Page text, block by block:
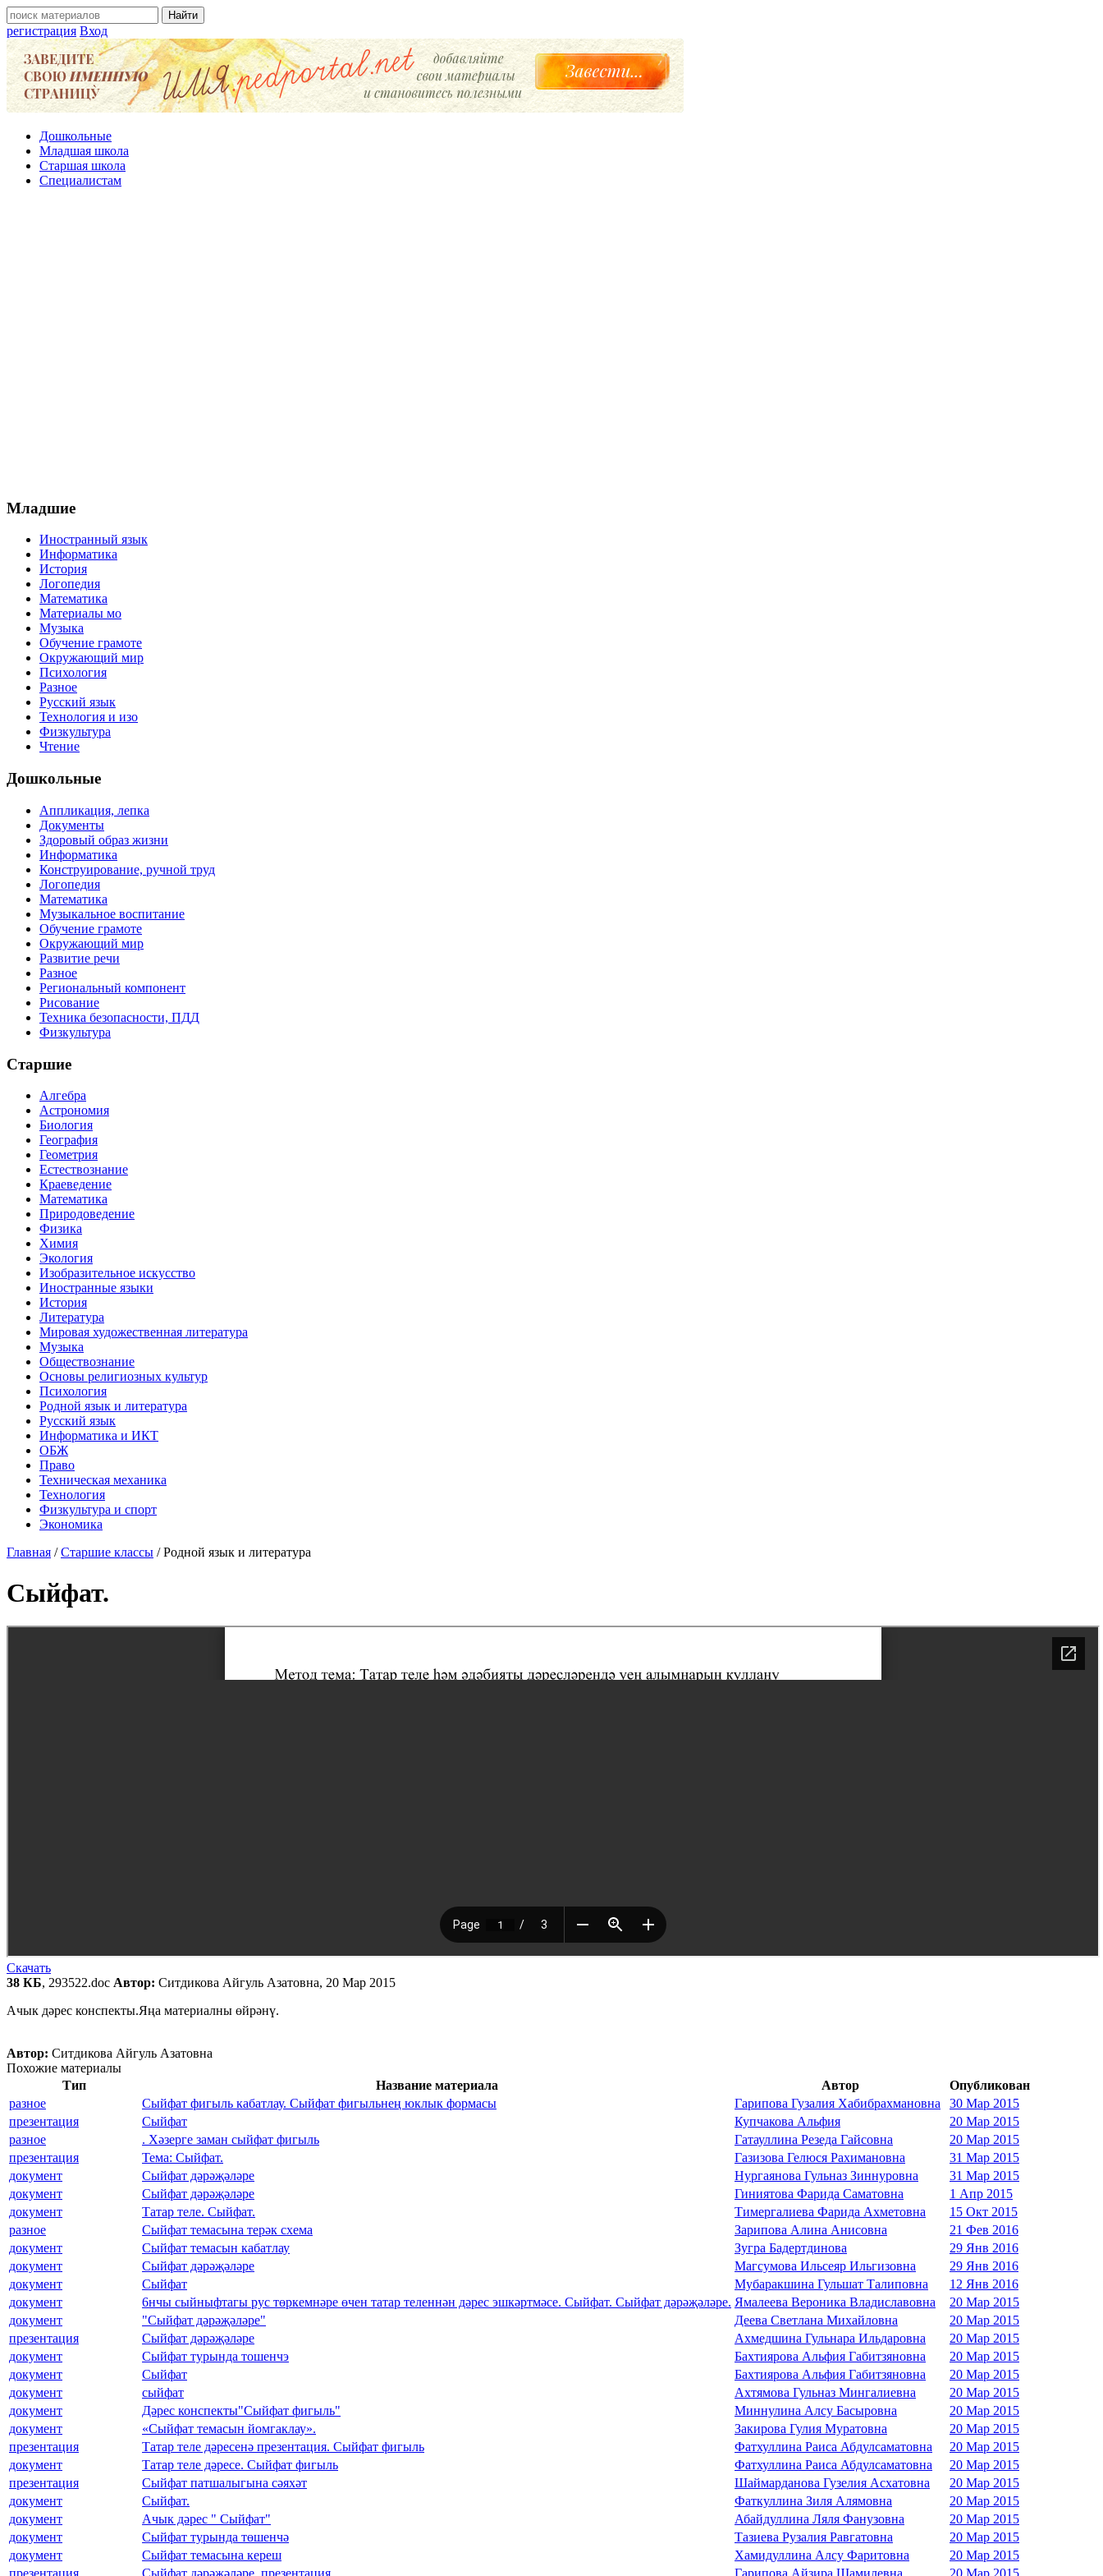
регистрация Вход
Дошкольные
Младшая школа
Старшая школа
Специалистам
Младшие
Иностранный язык
Информатика
История
Логопедия
Математика
Материалы мо
Музыка
Обучение грамоте
Окружающий мир
Психология
Разное
Русский язык
Технология и изо
Физкультура
Чтение
Дошкольные
Аппликация, лепка
Документы
Здоровый образ жизни
Информатика
Конструирование, ручной труд
Логопедия
Математика
Музыкальное воспитание
Обучение грамоте
Окружающий мир
Развитие речи
Разное
Региональный компонент
Рисование
Техника безопасности, ПДД
Физкультура
Старшие
Алгебра
Астрономия
Биология
География
Геометрия
Естествознание
Краеведение
Математика
Природоведение
Физика
Химия
Экология
Изобразительное искусство
Иностранные языки
История
Литература
Мировая художественная литература
Музыка
Обществознание
Основы религиозных культур
Психология
Родной язык и литература
Русский язык
Информатика и ИКТ
ОБЖ
Право
Техническая механика
Технология
Физкультура и спорт
Экономика
Главная /Старшие классы /Родной язык и литература
Сыйфат.
Скачать
38 КБ, 293522.doc Автор: Ситдикова Айгуль Азатовна, 20 Мар 2015
Ачык дәрес конспекты.Яңа материалны өйрәнү.
Автор: Ситдикова Айгуль Азатовна
Похожие материалы
Тип
Название материала Автор
Опубликован
разное
Сыйфат фигыль кабатлау. Сыйфат фигыльнең юклык формасы Гарипова Гузалия Хабибрахмановна
30 Мар 2015
презентация
Сыйфат Купчакова Альфия
20 Мар 2015
разное
. Хәзерге заман сыйфат фигыль Гатауллина Резеда Гайсовна
20 Мар 2015
презентация
Тема: Сыйфат. Газизова Гелюся Рахимановна
31 Мар 2015
документ
Сыйфат дәрәҗәләре Нургаянова Гульназ Зиннуровна
31 Мар 2015
документ
Сыйфат дәрәҗәләре Гиниятова Фарида Саматовна
1 Апр 2015
документ
Татар теле. Сыйфат. Тимергалиева Фарида Ахметовна
15 Окт 2015
разное
Сыйфат темасына терәк схема Зарипова Алина Анисовна
21 Фев 2016
документ
Сыйфат темасын кабатлау Зугра Бадертдинова
29 Янв 2016
документ
Сыйфат дәрәҗәләре Магсумова Ильсеяр Ильгизовна
29 Янв 2016
документ
Сыйфат Мубаракшина Гульшат Талиповна
12 Янв 2016
документ
6нчы сыйныфтагы рус төркемнәре өчен татар теленнән дәрес эшкәртмәсе. Сыйфат. Сыйфат дәрәҗәләре. Ямалеева Вероника Владиславовна
20 Мар 2015
документ
"Сыйфат дәрәҗәләре" Деева Светлана Михайловна
20 Мар 2015
презентация
Сыйфат дәрәҗәләре Ахмедшина Гульнара Ильдаровна
20 Мар 2015
документ
Сыйфат турында тошенчэ Бахтиярова Альфия Габитзяновна
20 Мар 2015
документ
Сыйфат Бахтиярова Альфия Габитзяновна
20 Мар 2015
документ
сыйфат Ахтямова Гульназ Мингалиевна
20 Мар 2015
документ
Дәрес конспекты"Сыйфат фигыль" Миннулина Алсу Басыровна
20 Мар 2015
документ
«Сыйфат темасын йомгаклау». Закирова Гулия Муратовна
20 Мар 2015
презентация
Татар теле дәресенә презентация. Сыйфат фигыль Фатхуллина Раиса Абдулсаматовна
20 Мар 2015
документ
Татар теле дәресе. Сыйфат фигыль Фатхуллина Раиса Абдулсаматовна
20 Мар 2015
презентация
Сыйфат патшалыгына сәяхәт Шаймарданова Гузелия Асхатовна
20 Мар 2015
документ
Сыйфат. Фаткуллина Зиля Алямовна
20 Мар 2015
документ
Ачык дәрес " Сыйфат" Абайдуллина Ляля Фанузовна
20 Мар 2015
документ
Сыйфат турында төшенчә Тазиева Рузалия Равгатовна
20 Мар 2015
документ
Сыйфат темасына кереш Хамидуллина Алсу Фаритовна
20 Мар 2015